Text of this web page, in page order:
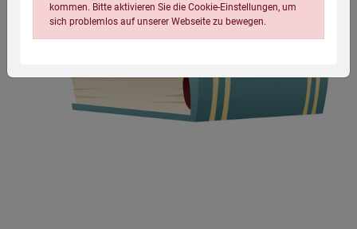
kommen. Bitte aktivieren Sie die Cookie-Einstellungen, um
sich problemlos auf unserer Webseite zu bewegen.